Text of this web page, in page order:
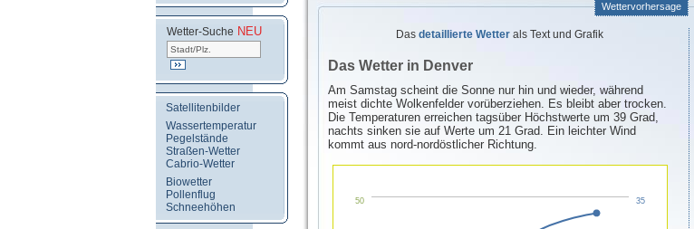
Wetter-Suche NEU
Satellitenbilder
Wassertemperatur
Pegelstände
Straßen-Wetter
Cabrio-Wetter
Biowetter
Pollenflug
Schneehöhen
Wettervorhersage
Das detaillierte Wetter als Text und Grafik
Das Wetter in Denver
Am Samstag scheint die Sonne nur hin und wieder, während
meist dichte Wolkenfelder vorüberziehen. Es bleibt aber trocken.
Die Temperaturen erreichen tagsüber Höchstwerte um 39 Grad,
nachts sinken sie auf Werte um 21 Grad. Ein leichter Wind
kommt aus nord-nordöstlicher Richtung.
50 35